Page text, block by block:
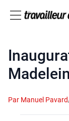
Par Manuel Pavard